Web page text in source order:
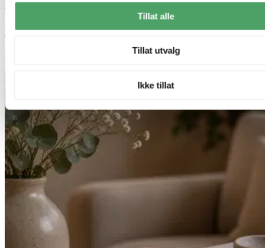
Tillat alle
Tillat utvalg
Ikke tillat
Nova Decor & Lighting
Lysglass sodafinish 8cm brun
kr 59,-
kr 199,-